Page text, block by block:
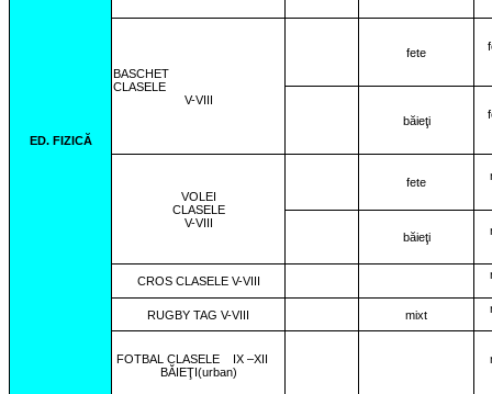
ED. FIZICĂ
BASCHET
CLASELE
V-VIII
fete
băieţi
VOLEI
CLASELE
V-VIII
fete
băieţi
CROS CLASELE V-VIII
RUGBY TAG V-VIII mixt
FOTBAL CLASELE
IX –XII
BĂIEŢI(urban)